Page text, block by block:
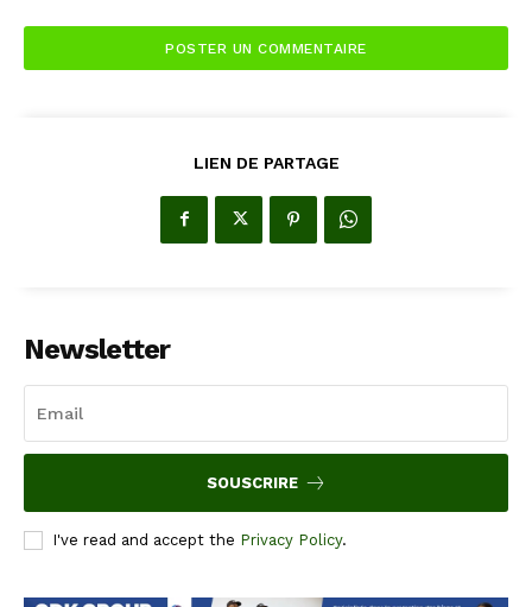
LIEN DE PARTAGE
Newsletter
SOUSCRIRE
I've read and accept the Privacy Policy.